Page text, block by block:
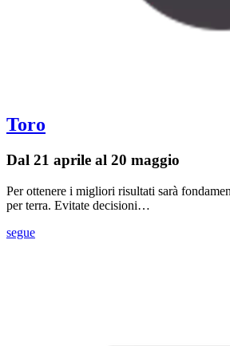
Toro
Dal 21 aprile al 20 maggio
Per ottenere i migliori risultati sarà
per terra. Evitate decisioni…
segue